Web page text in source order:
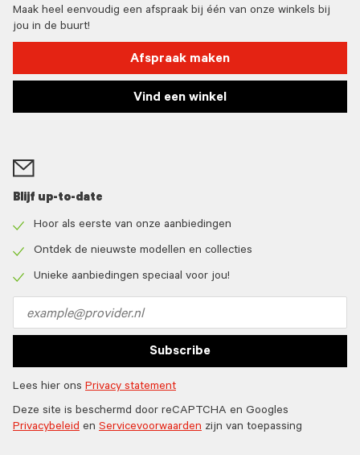
Maak heel eenvoudig een afspraak bij één van onze winkels bij
jou in de buurt!
Afspraak maken
Vind een winkel
Blijf up-to-date
icon
Hoor als eerste van onze aanbiedingen
icon
Ontdek de nieuwste modellen en collecties
Unieke aanbiedingen speciaal voor jou!
address
Subscribe
Lees hier ons Privacy statement
Deze site is beschermd door reCAPTCHA en Googles
Privacybeleid en Servicevoorwaarden zijn van toepassing